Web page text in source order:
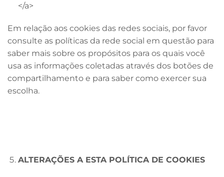
</a>
Em relação aos cookies das redes sociais, por favor
consulte as políticas da rede social em questão para
saber mais sobre os propósitos para os quais você
usa as informações coletadas através dos botões de
compartilhamento e para saber como exercer sua
escolha.
ALTERAÇÕES A ESTA POLÍTICA DE COOKIES